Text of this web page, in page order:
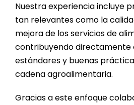
Nuestra experiencia incluye
tan relevantes como la
mejora de los servicios de
contribuyendo directamente
estándares y buenas
cadena agroalimentaria.
Gracias a este enfoque